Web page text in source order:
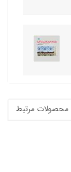
محصولات مرتبط